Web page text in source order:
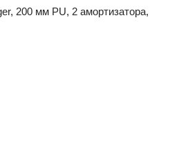
200 мм PU, 2 амортизатора,